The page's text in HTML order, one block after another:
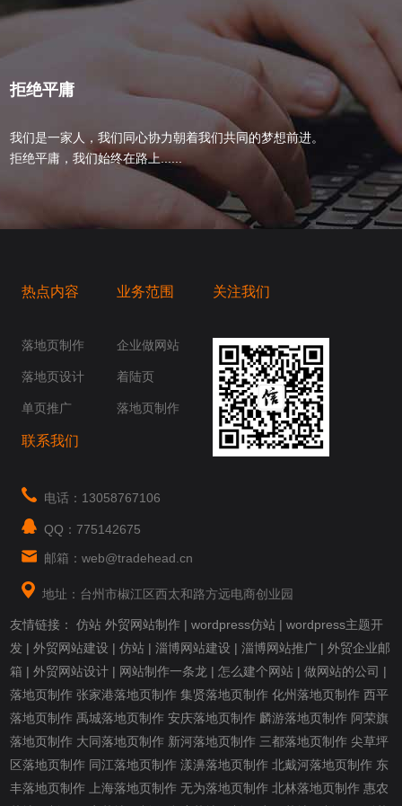
拒绝平庸
我们是一家人，我们同心协力朝着我们共同的梦想前进。
拒绝平庸，我们始终在路上......
热点内容
落地页制作
落地页设计
单页推广
业务范围
企业做网站
着陆页
落地页制作
关注我们
联系我们
电话：13058767106
QQ：775142675
邮箱：web@tradehead.cn
地址：台州市椒江区西太和路方远电商创业园
友情链接：仿站 外贸网站制作 |wordpress仿站 |wordpress主题开
发 |外贸网站建设 |仿站 |淄博网站建设 |淄博网站推广 |外贸企业邮
箱 |外贸网站设计 | 网站制作一条龙 |怎么建个网站 |做网站的公司 |
落地页制作 张家港落地页制作 集贤落地页制作 化州落地页制作 西平
落地页制作 禹城落地页制作 安庆落地页制作 麟游落地页制作 阿荣旗
落地页制作 大同落地页制作 新河落地页制作 三都落地页制作 尖草坪
区落地页制作 同江落地页制作 漾濞落地页制作 北戴河落地页制作 东
丰落地页制作
上海落地页制作 无为落地页制作 北林落地页制作 惠农